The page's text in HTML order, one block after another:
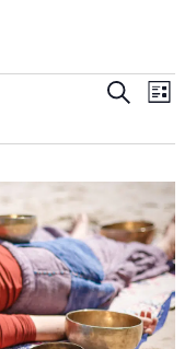
und
SucheListe